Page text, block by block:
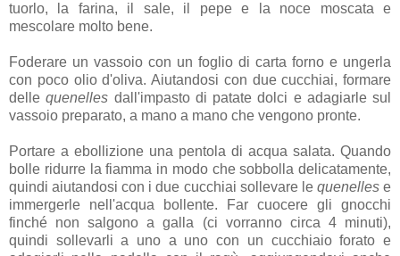
tuorlo, la farina, il sale, il pepe e la noce moscata e
mescolare molto bene.
Foderare un vassoio con un foglio di carta forno e ungerla
con poco olio d'oliva. Aiutandosi con due cucchiai, formare
dellequenelles dall'impasto di patate dolci e adagiarle sul
vassoio preparato, a mano a mano che vengono pronte.
Portare a ebollizione una pentola di acqua salata. Quando
bolle ridurre la fiamma in modo che sobbolla delicatamente,
quindi aiutandosi con i due cucchiai sollevare le quenellese
immergerle nell'acqua bollente. Far cuocere gli gnocchi
finché non salgono a galla (ci vorranno circa 4 minuti),
quindi sollevarli a uno a uno con un cucchiaio forato e